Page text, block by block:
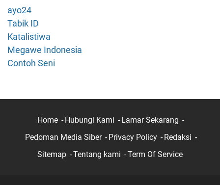
ayo24
Tabik ID
Katalistiwa
Megawe Indonesia
Contoh Seni
Home Hubungi Kami
Lamar Sekarang
Pedoman Media Siber
Privacy Policy
Redaksi
Sitemap
Tentang kami Term Of Service